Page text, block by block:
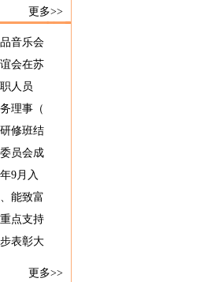
更多>>
音乐会
会在苏
人员
理事（
修班结
员会成
9月入
能致富
点支持
表彰大
更多>>